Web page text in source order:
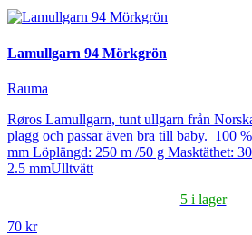
Lamullgarn 94 Mörkgrön
Rauma
Røros Lamullgarn, tunt ullgarn från
plagg och passar även bra till baby. 100
mm Löplängd: 250 m /50 g Masktäthet:
2.5 mmUlltvätt
5 i lager
70 kr